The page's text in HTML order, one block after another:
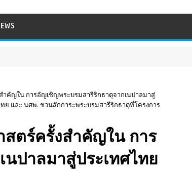
ำคัญใน การอัญเชิญพระบรมสารีริกธาตุจากเนปาลมาสู่
ย และ นศพ. ชวนสักการะพระบรมสารีริกธาตุที่โครงการ
สตร์ครั้งสำคัญใน การ
ปาลมาสู่ประเทศไทย